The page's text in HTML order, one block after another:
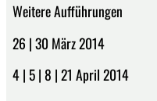
Weitere Aufführungen
26 | 30 März 2014
4 | 5 | 8 | 21 April 2014